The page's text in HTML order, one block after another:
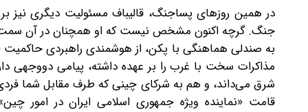
در همین روزهای پساجنگ، قالیباف مسئولیت دیگری نیز
جنگ. گرچه اکنون مشخص نیست که او همچنان در آن سمت
به صندلی هماهنگی با پکن، از هوشمندی راهبردی حاکمیت
مذاکرات سخت با غرب را بر عهده داشته، پیامی دووجهی
شرق می‌داند، و هم به شرکای چینی که طرف مقابل شما
قامت «نماینده ویژه جمهوری اسلامی ایران در امور